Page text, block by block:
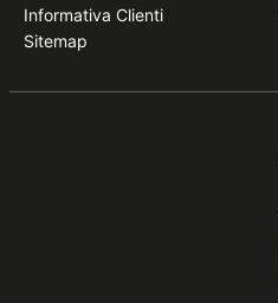
Informativa Clienti
Sitemap